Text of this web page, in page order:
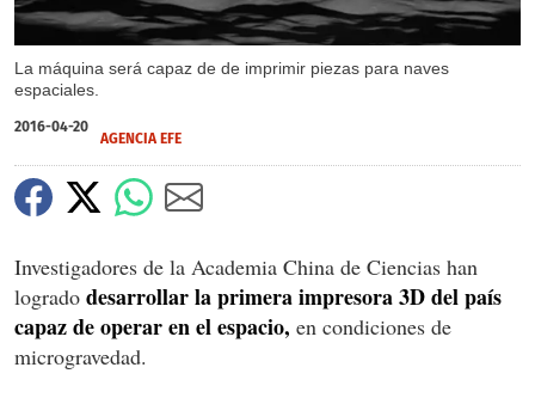
La máquina será capaz de de imprimir piezas para naves
espaciales.
2016-04-20
AGENCIA EFE
Investigadores de la Academia China de Ciencias han
logrado desarrollar la primera impresora 3D del país
capaz de operar en el espacio, en condiciones de
microgravedad.